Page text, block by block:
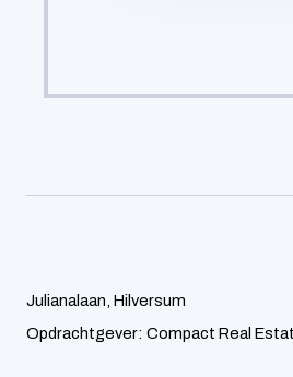
Julianalaan, Hilversum
Opdrachtgever: Compact Real